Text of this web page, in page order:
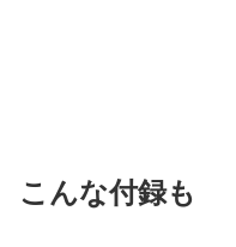
こんな付録も